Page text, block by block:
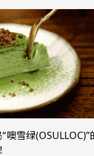
绿